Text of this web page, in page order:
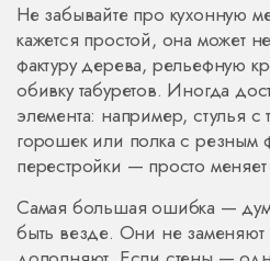
Не забывайте про кухонную
кажется простой, она может
фактуру дерева, рельефную
обивку табуретов. Иногда
элемента: например, стулья с
горошек или полка с резным
перестройки — просто
Самая большая ошибка —
быть везде. Они не заменяют